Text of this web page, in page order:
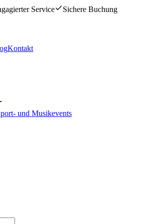
Service
Sichere Buchung
Kontakt
und Musikevents